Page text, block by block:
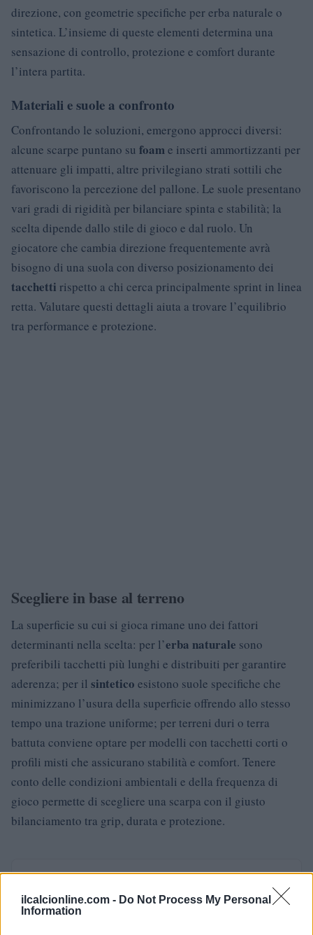
ilcalcionline.com - Do Not Process My Personal
Information
direzione, con geometrie specifiche per erba naturale o
sintetica. L’insieme di queste elementi determina una
sensazione di controllo, protezione e comfort durante
l’intera partita.
Materiali e suole a confronto
Confrontando le soluzioni, emergono approcci diversi:
alcune scarpe puntano su foame inserti ammortizzanti per
attenuare gli impatti, altre privilegiano strati sottili che
favoriscono la percezione del pallone. Le suole presentano
vari gradi di rigidità per bilanciare spinta e stabilità; la
scelta dipende dallo stile di gioco e dal ruolo. Un
giocatore che cambia direzione frequentemente avrà
bisogno di una suola con diverso posizionamento dei
tacchetti rispetto a chi cerca principalmente sprint in linea
retta. Valutare questi dettagli aiuta a trovare l’equilibrio
tra performance e protezione.
Scegliere in base al terreno
La superficie su cui si gioca rimane uno dei fattori
determinanti nella scelta: per l’erba naturale sono
preferibili tacchetti più lunghi e distribuiti per garantire
aderenza; per il sintetico esistono suole specifiche che
minimizzano l’usura della superficie offrendo allo stesso
tempo una trazione uniforme; per terreni duri o terra
battuta conviene optare per modelli con tacchetti corti o
profili misti che assicurano stabilità e comfort. Tenere
conto delle condizioni ambientali e della frequenza di
gioco permette di scegliere una scarpa con il giusto
bilanciamento tra grip, durata e protezione.
Andrea Conforti
Andrea Conforti, 46enne torinese dal look